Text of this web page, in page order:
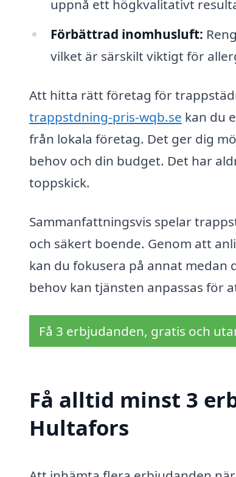
uppnå ett högkvalitativt
Förbättrad inomhusluft:
vilket är särskilt viktigt för
Att hitta rätt företag för
trappstdning-pris-wqb.se kan du
från lokala företag. Det ger dig
behov och din budget. Det har
toppskick.
Sammanfattningsvis spelar
och säkert boende. Genom att
kan du fokusera på annat
behov kan tjänsten anpassas för
Få 3 erbjudanden, gratis och
Få alltid minst 3
Hultafors